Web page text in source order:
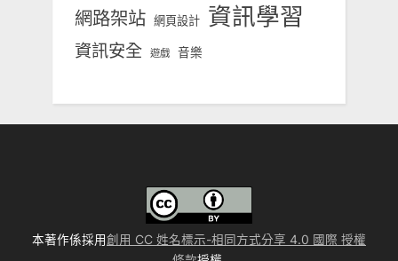
網路架站 網頁設計 資訊學習
資訊安全 遊戲 音樂
本著作係採用創用 CC 姓名標示-相同方式分享 4.0 國際 授權